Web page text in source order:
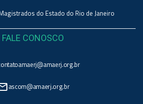
do Estado do Rio de Janeiro
FALE CONOSCO
ascom@amaerj.org.br